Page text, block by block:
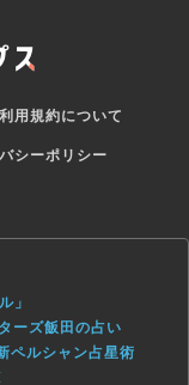
利用規約について
シーポリシー
」
ーズ飯田の占い
ペルシャン占星術